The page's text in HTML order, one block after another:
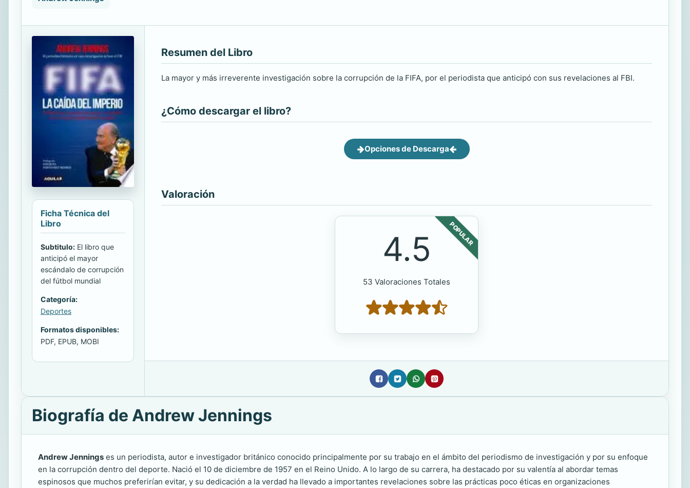
Ficha Técnica del
Libro
Subtitulo: El libro que
anticipó el mayor
escándalo de corrupción
del fútbol mundial
Categoría:
Deportes
Formatos disponibles:
PDF, EPUB, MOBI
Resumen del Libro
La mayor y más irreverente investigación sobre la corrupción de la FIFA, por el periodista que anticipó con sus revelaciones al FBI.
¿Cómo descargar el libro?
Opciones de Descarga
Valoración
POPULAR
4.5
53 Valoraciones Totales
Biografía de Andrew Jennings
Andrew Jennings es un periodista, autor e investigador británico conocido principalmente por su trabajo en el ámbito del periodismo de investigación y por su enfoque
en la corrupción dentro del deporte. Nació el 10 de diciembre de 1957 en el Reino Unido. A lo largo de su carrera, ha destacado por su valentía al abordar temas
espinosos que muchos preferirían evitar, y su dedicación a la verdad ha llevado a importantes revelaciones sobre las prácticas poco éticas en organizaciones